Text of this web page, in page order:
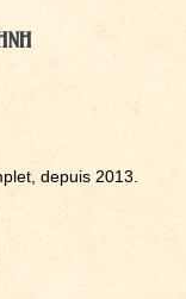
depuis 2013.